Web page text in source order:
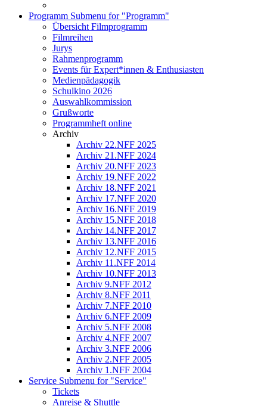
Programm Submenu for "Programm"
Übersicht Filmprogramm
Filmreihen
Jurys
Rahmenprogramm
Events für Expert*innen & Enthusiasten
Medienpädagogik
Schulkino 2026
Auswahlkommission
Grußworte
Programmheft online
Archiv
Archiv 22.NFF 2025
Archiv 21.NFF 2024
Archiv 20.NFF 2023
Archiv 19.NFF 2022
Archiv 18.NFF 2021
Archiv 17.NFF 2020
Archiv 16.NFF 2019
Archiv 15.NFF 2018
Archiv 14.NFF 2017
Archiv 13.NFF 2016
Archiv 12.NFF 2015
Archiv 11.NFF 2014
Archiv 10.NFF 2013
Archiv 9.NFF 2012
Archiv 8.NFF 2011
Archiv 7.NFF 2010
Archiv 6.NFF 2009
Archiv 5.NFF 2008
Archiv 4.NFF 2007
Archiv 3.NFF 2006
Archiv 2.NFF 2005
Archiv 1.NFF 2004
Service Submenu for "Service"
Tickets
Anreise & Shuttle